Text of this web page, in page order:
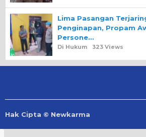
Lima Pasangan
Penginapan, Propam
Persone…
Di Hukum 323 Views
Hak Cipta © Newkarma